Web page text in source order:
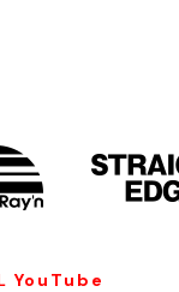
YouTube